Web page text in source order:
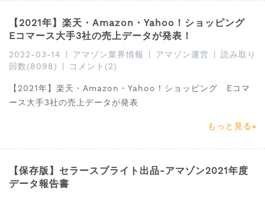
【2021年】楽天・Amazon・Yahoo！ショッピング
Eコマース大手3社の売上データが発表！
2022-03-14 アマゾン業界情報 アマゾン運営
読み取り
回数(8098)
コメント(2)
【2021年】楽天・Amazon・Yahoo！ショッピング Eコマ
ース大手3社の売上データが発表
もっと見る
【保存版】セラースプライト出品-アマゾン2021年度
データ報告書